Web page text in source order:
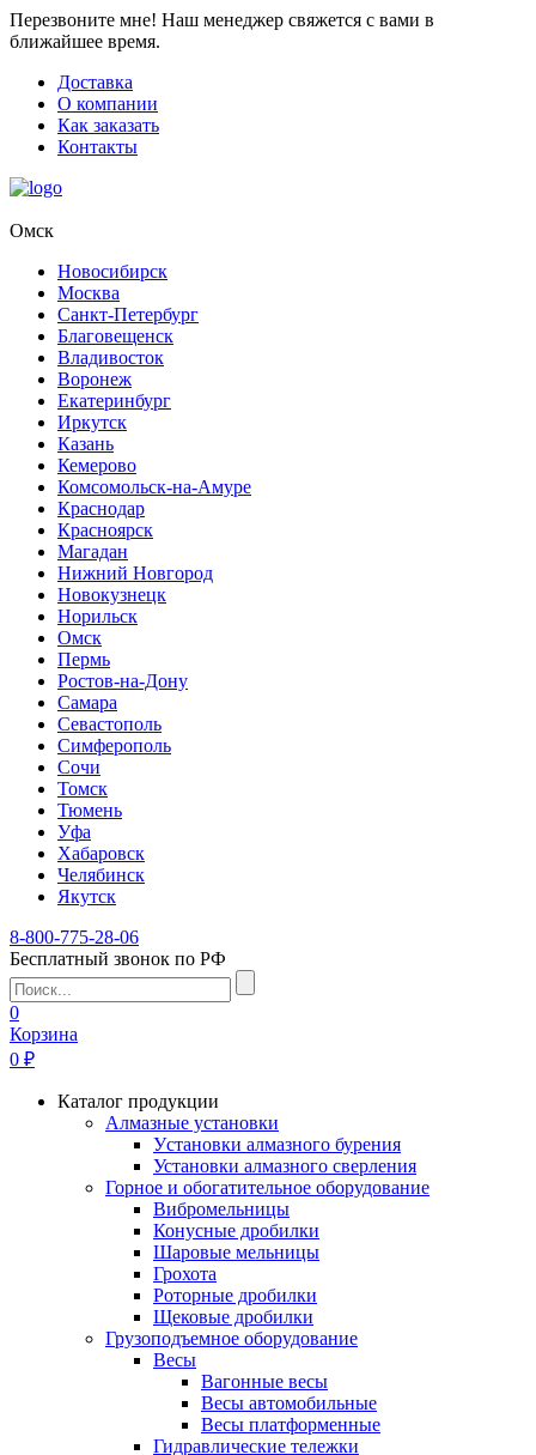
Перезвоните мне! Наш менеджер свяжется с вами в
ближайшее время.
Доставка
О компании
Как заказать
Контакты
Омск
Новосибирск
Москва
Санкт-Петербург
Благовещенск
Владивосток
Воронеж
Екатеринбург
Иркутск
Казань
Кемерово
Комсомольск-на-Амуре
Краснодар
Красноярск
Магадан
Нижний Новгород
Новокузнецк
Норильск
Омск
Пермь
Ростов-на-Дону
Самара
Севастополь
Симферополь
Сочи
Томск
Тюмень
Уфа
Хабаровск
Челябинск
Якутск
8-800-775-28-06
Бесплатный звонок по РФ
0
Корзина
0 ₽
Каталог продукции
Алмазные установки
Уcтановки алмазного бурения
Установки алмазного сверления
Горное и обогатительное оборудование
Вибромельницы
Конусные дробилки
Шаровые мельницы
Грохота
Роторные дробилки
Щековые дробилки
Грузоподъемное оборудование
Весы
Вагонные весы
Весы автомобильные
Весы платформенные
Гидравлические тележки